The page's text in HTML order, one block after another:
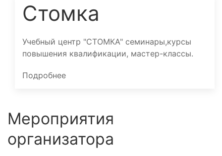
Стомка
Учебный центр "СТОМКА" семинары,курсы
повышения квалификации, мастер-классы.
Подробнее
Мероприятия
организатора